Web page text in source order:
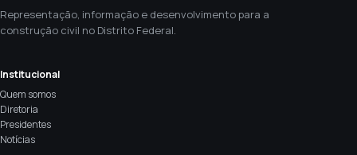
Representação, informação e desenvolvimento para a
construção civil no Distrito Federal.
Institucional
Quem somos
Diretoria
Presidentes
Notícias